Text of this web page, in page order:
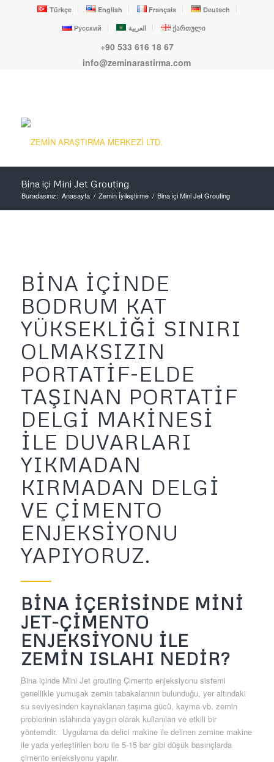
Türkçe English Français
Deutsch
Русский
العربية ქართული
+90 533 616 18 67
info@zeminarastirma.com
Bina içi Mini Jet Grouting
Buradasınız: Anasayfa / Zemin İyileştirme / Bina içi Mini Jet Grouting
BİNA İÇİNDE
BODRUM KAT
YÜKSEKLİĞİ SINIRI
OLMAKSIZIN
PORTATİF-ELDE
TAŞINAN PORTATİF
DELGİ MAKİNESİ
İLE DUVARLARI
YIKMADAN
KIRMADAN DELGİ
VE ÇİMENTO
ENJEKSİYONU
YAPIYORUZ.
BİNA İÇERİSİNDE MİNİ
JET-ÇİMENTO
ENJEKSİYONU İLE
ZEMİN ISLAHI NEDİR?
Bina içinde Mini Jet grouting Çimento enjeksiyonu sistemi
genellikle yumuşak zemin tabakalarının bulunduğu, yer altındaki
su seviyesinden kaynaklanan taşıma gücü, kayma vb. zemin
problerinin ıslahında yaygın olarak kullanılan ve etkili bir
yöntemdir. Uygulama da delici makine ile delinen zemine makine
ile yada yerleştirilen boru ile 5-15 bar gibi düşük basınçlarda